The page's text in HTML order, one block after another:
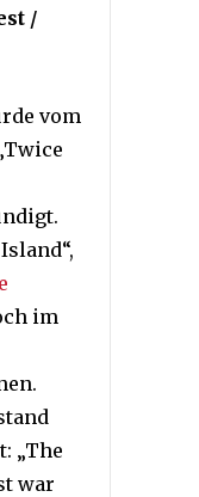
/
vom
im
„The
war